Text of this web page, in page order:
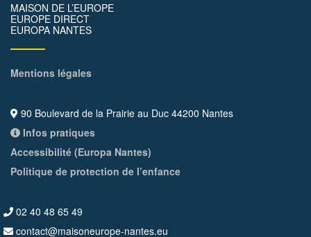
MAISON DE L’EUROPE
EUROPE DIRECT
EUROPA NANTES
Mentions légales
90 Boulevard de la Prairie au Duc 44200 Nantes
Infos pratiques
Accessibilité (Europa Nantes)
Politique de protection de l’enfance
02 40 48 65 49
contact@maisoneurope-nantes.eu